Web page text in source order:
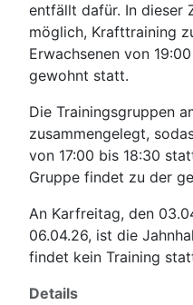
entfällt dafür. In dieser
möglich, Krafttraining
Erwachsenen von
gewohnt statt.
Die Trainingsgruppen
zusammengelegt,
von 17:00 bis 18:30
Gruppe findet zu der
An Karfreitag, den
06.04.26, ist die
findet kein Training
Details